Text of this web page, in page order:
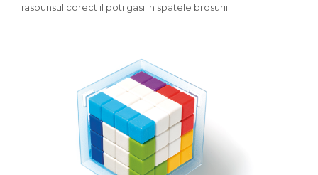
raspunsul corect il poti gasi in spatele brosurii.